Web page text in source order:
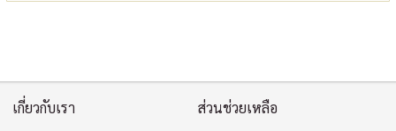
เกี่ยวกับเรา ส่วนช่วยเหลือ